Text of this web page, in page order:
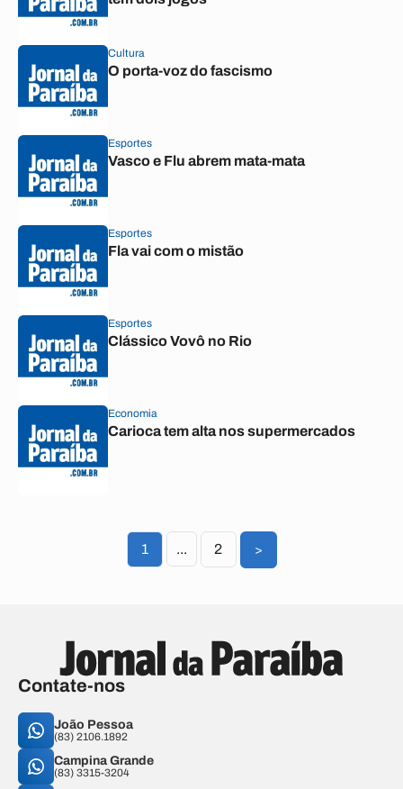
Cultura
O porta-voz do fascismo
Esportes
Vasco e Flu abrem mata-mata
Esportes
Fla vai com o mistão
Esportes
Clássico Vovô no Rio
Economia
Carioca tem alta nos supermercados
1 ... 2 >
Contate-nos
João Pessoa
(83) 2106.1892
Campina Grande
(83) 3315-3204